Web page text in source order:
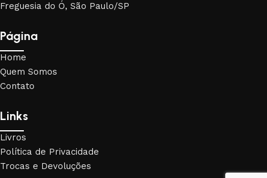
Freguesia do Ó, São Paulo/SP
Página
Home
Quem Somos
Contato
Links
Livros
Política de Privacidade
Trocas e Devoluções